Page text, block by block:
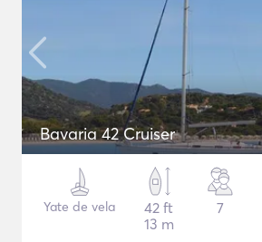
Bavaria 42 Cruiser
Yate de vela
42 ft
13 m
7